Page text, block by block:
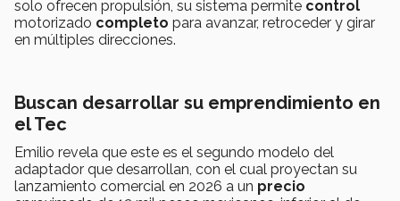
solo ofrecen propulsión, su sistema permite control
motorizado completo para avanzar, retroceder y girar
en múltiples direcciones.
Buscan desarrollar su emprendimiento en
el Tec
Emilio revela que este es el segundo modelo del
adaptador que desarrollan, con el cual proyectan su
lanzamiento comercial en 2026 a un precio